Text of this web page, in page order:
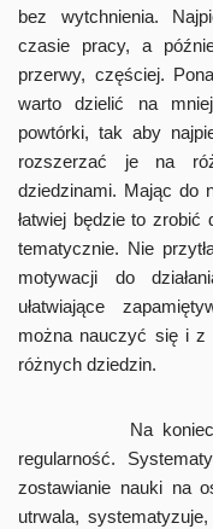
bez wytchnienia.
czasie pracy, a
przerwy, częściej.
warto dzielić na
powtórki, tak aby
rozszerzać je na
dziedzinami. Mając do
łatwiej będzie to
tematycznie. Nie
motywacji do
ułatwiające
można nauczyć się i z
różnych dziedzin.
Na koniec
regularność.
zostawianie nauki na
utrwala,